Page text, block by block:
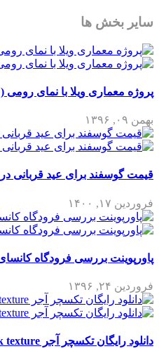
سایر بخش ها
پروژه معماری ویلا با نمای
بهمن ۰۹, ۱۳۹۶
قیمت گوسفند برای عید قربانی در
فروردین ۱۷, ۱۴۰۰
پاورپوینت بررسی فرودگاه
فروردین ۲۴, ۱۳۹۶
دانلود رایگان تکسچر آجر brick texture